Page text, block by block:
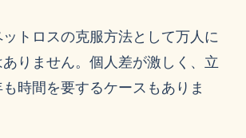
トロスの克服方法として万人に
りません。個人差が激しく、立
時間を要するケースもありま